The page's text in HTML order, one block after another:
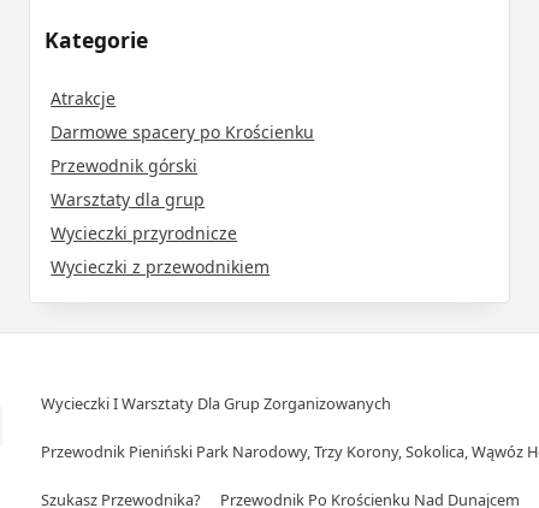
Kategorie
Atrakcje
Darmowe spacery po Krościenku
Przewodnik górski
Warsztaty dla grup
Wycieczki przyrodnicze
Wycieczki z przewodnikiem
Wycieczki I Warsztaty Dla Grup Zorganizowanych
Przewodnik Pieniński Park Narodowy, Trzy Korony, Sokolica, Wąwóz
Szukasz Przewodnika? Przewodnik Po Krościenku Nad Dunajcem